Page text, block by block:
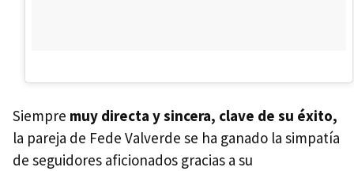
Siempre muy directa y sincera, clave de su éxito,
la pareja de Fede Valverde se ha ganado la simpatía
de seguidores aficionados gracias a su